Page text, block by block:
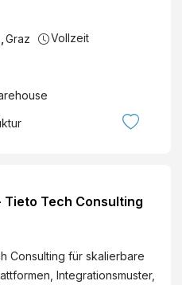
Graz Vollzeit
Tech Consulting
Consulting für skalierbare
Integrationsmuster,